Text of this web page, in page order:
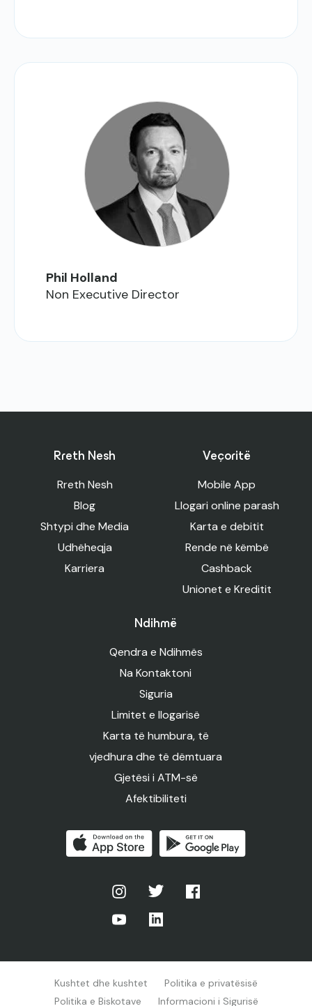
Phil Holland
Non Executive Director
Rreth Nesh
Rreth Nesh
Blog
Shtypi dhe Media
Udhëheqja
Karriera
Veçoritë
Mobile App
Llogari online parash
Karta e debitit
Rende në këmbë
Cashback
Unionet e Kreditit
Ndihmë
Qendra e Ndihmës
Na Kontaktoni
Siguria
Limitet e llogarisë
Karta të humbura, të
vjedhura dhe të dëmtuara
Gjetësi i ATM-së
Afektibiliteti
Kushtet dhe kushtet
Politika e privatësisë
Politika e Biskotave
Informacioni i Sigurisë